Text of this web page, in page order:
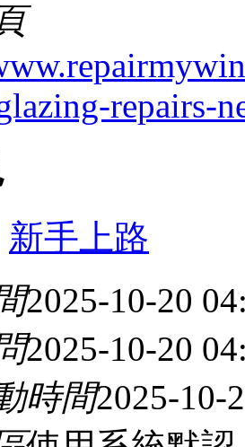
repairs-
新手上路
2025-10-20
2025-10-20
時間2025-10-